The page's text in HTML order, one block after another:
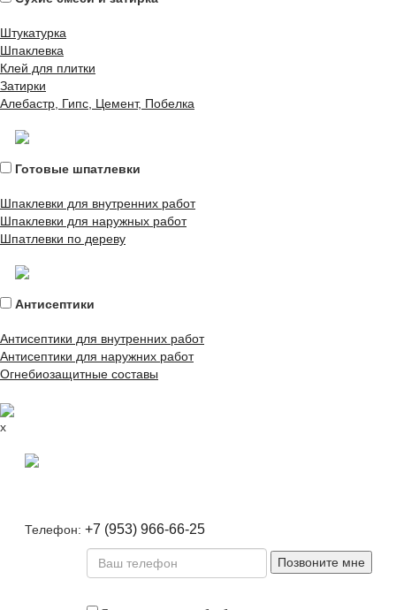
Штукатурка
Шпаклевка
Клей для плитки
Затирки
Алебастр, Гипс, Цемент, Побелка
Готовые шпатлевки
Шпаклевки для внутренних работ
Шпаклевки для наружных работ
Шпатлевки по дереву
Антисептики
Антисептики для внутренних работ
Антисептики для наружних работ
Огнебиозащитные составы
x
Телефон: +7 (953) 966-66-25
Позвоните мне